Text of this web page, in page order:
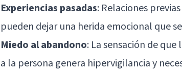
Experiencias pasadas: Relaciones
pueden dejar una herida emocional que
Miedo al abandono: La sensación de
a la persona genera hipervigilancia y